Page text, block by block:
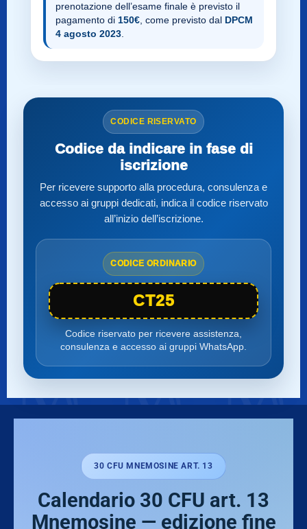
prenotazione dell’esame finale è previsto il
pagamento di 150€ , come previsto dal DPCM
4 agosto 2023
CODICE RISERVATO
Codice da indicare in fase di
iscrizione
Per ricevere supporto alla procedura, consulenza e
accesso ai gruppi dedicati, indica il codice riservato
all’inizio dell’iscrizione.
CODICE ORDINARIO
CT25
Codice riservato per ricevere assistenza,
consulenza e accesso ai gruppi WhatsApp.
30 CFU MNEMOSINE ART. 13
Calendario 30 CFU art. 13
Mnemosine — edizione fine